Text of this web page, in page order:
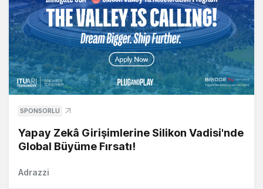
SPONSORLU
Yapay Zekâ Girişimlerine Silikon Vadisi'nde
Global Büyüme Fırsatı!
Adrazzi